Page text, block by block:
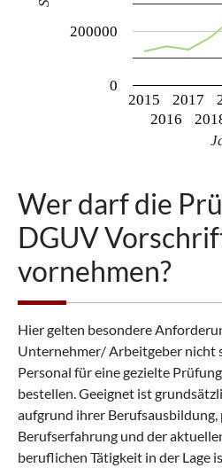
2015
2016
2017
0
200000
Wer darf die
DGUV
vornehmen?
Hier gelten besondere
Unternehmer/ Arbeitgeber nicht
Personal für eine gezielte
bestellen. Geeignet ist
aufgrund ihrer
Berufserfahrung und der
beruflichen Tätigkeit in der Lage